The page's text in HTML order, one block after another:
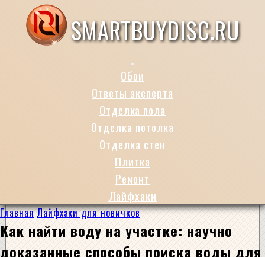
SMARTBUYDISC.RU
Обои
Ответы эксперта
Отделка пола
Отделка потолка
Отделка стен
Плитка
Ремонт
Лайфхаки
Главная Лайфхаки для новичков
Как найти воду на участке: научно
доказанные способы поиска воды для